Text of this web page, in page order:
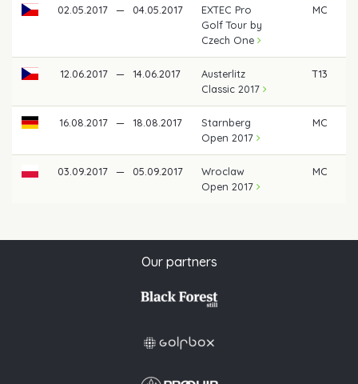
02.05.2017 — 04.05.2017
EXTEC Pro
Golf Tour by
Czech One
MC
12.06.2017 — 14.06.2017
Austerlitz
Classic 2017
T13
16.08.2017 — 18.08.2017
Starnberg
Open 2017
MC
03.09.2017 — 05.09.2017
Wroclaw
Open 2017
MC
Our partners